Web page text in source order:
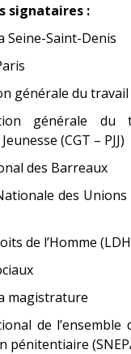
signataires :
Seine-Saint-Denis
générale du travail
générale du
(CGT – PJJ)
des Barreaux
des Unions
de l’Homme
magistrature
de l’ensemble
pénitentiaire